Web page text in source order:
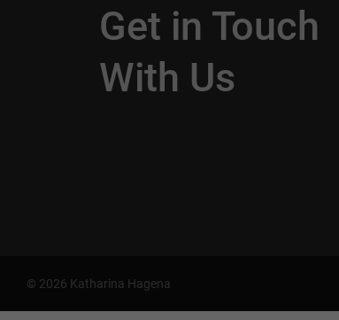
Get in Touch
With Us
© 2026 Katharina Hagena